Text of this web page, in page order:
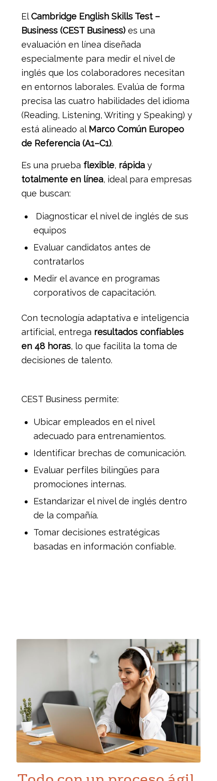
ElCambridge English Skills Test –
Business (CEST Business)es una
evaluación en línea diseñada
especialmente para medir el nivel de
inglés que los colaboradores necesitan
en entornos laborales. Evalúa de forma
precisa las cuatro habilidades del idioma
(Reading, Listening, Writing y Speaking) y
está alineado al Marco Común Europeo
de Referencia (A1–C1).
Es una prueba flexible, rápiday
totalmente en línea, ideal para empresas
que buscan:
Diagnosticar el nivel de inglés de sus
equipos
Evaluar candidatos antes de
contratarlos
Medir el avance en programas
corporativos de capacitación.
Con tecnología adaptativa e inteligencia
artificial, entrega resultados confiables
en 48 horas, lo que facilita la toma de
decisiones de talento.
CEST Business permite:
Ubicar empleados en el nivel
adecuado para entrenamientos.
Identificar brechas de comunicación.
Evaluar perfiles bilingües para
promociones internas.
Estandarizar el nivel de inglés dentro
de la compañía.
Tomar decisiones estratégicas
basadas en información confiable.